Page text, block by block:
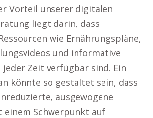
Vorteil unserer digitalen
liegt darin, dass
wie Ernährungspläne,
und informative
jeder Zeit verfügbar sind. Ein
könnte so gestaltet sein, dass
ausgewogene
einem Schwerpunkt auf